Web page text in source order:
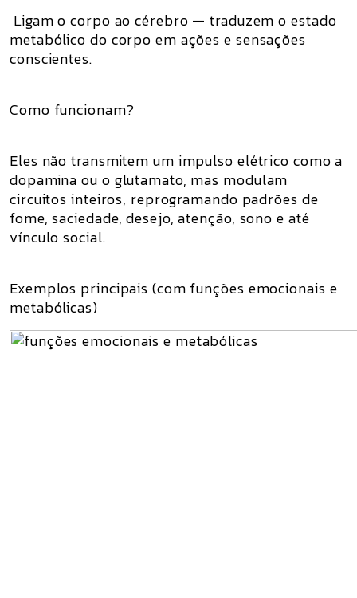
Ligam o corpo ao cérebro — traduzem o estado
metabólico do corpo em ações e sensações
conscientes.
Como funcionam?
Eles não transmitem um impulso elétrico como a
dopamina ou o glutamato, mas modulam
circuitos inteiros, reprogramando padrões de
fome, saciedade, desejo, atenção, sono e até
vínculo social.
Exemplos principais (com funções emocionais e
metabólicas)